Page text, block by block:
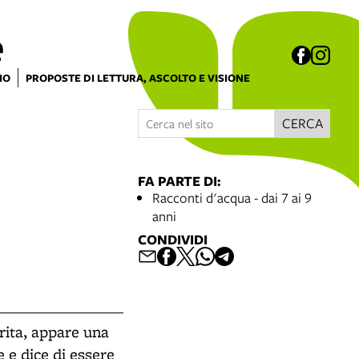
PROPOSTE DI LETTURA, ASCOLTO E VISIONE
CERCA
appare una
dice di essere
FA PARTE DI:
Racconti d'acqua - dai 7 ai 9
anni
CONDIVIDI